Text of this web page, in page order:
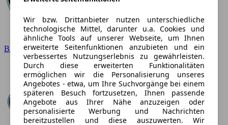
BMW
Wir bzw. Drittanbieter nutzen unterschiedliche
technologische Mittel, darunter u.a. Cookies und
ähnliche Tools auf unserer Webseite, um Ihnen
erweiterte Seitenfunktionen anzubieten und ein
verbessertes Nutzungserlebnis zu gewährleisten.
Durch diese erweiterten Funktionalitäten
ermöglichen wir die Personalisierung unseres
Angebotes - etwa, um Ihre Suchvorgänge bei einem
späteren Besuch fortzusetzen, Ihnen passende
Angebote aus Ihrer Nähe anzuzeigen oder
personalisierte Werbung und Nachrichten
bereitzustellen und diese auszuwerten. Wir